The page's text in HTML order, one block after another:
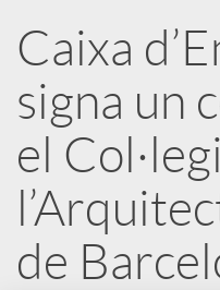
a
r
x
e
Caixa
signa un
el
de